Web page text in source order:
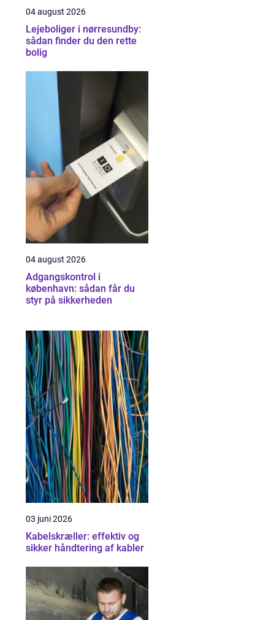
04 august 2026
Lejeboliger i nørresundby:
sådan finder du den rette
bolig
04 august 2026
Adgangskontrol i
københavn: sådan får du
styr på sikkerheden
03 juni 2026
Kabelskræller: effektiv og
sikker håndtering af kabler